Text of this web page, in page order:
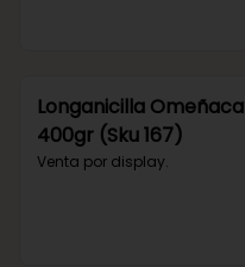
Longanicilla Omeñaca
400gr (Sku 167)
Venta por display.